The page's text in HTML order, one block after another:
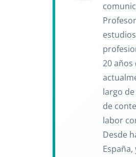
20
largo
de
labor
Desde